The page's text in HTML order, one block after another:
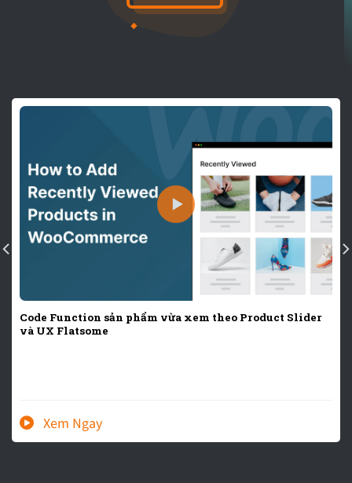
Code Function sản phẩm vừa xem theo Product Slider
và UX Flatsome